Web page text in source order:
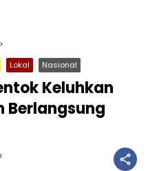
Lokal Nasional
Keluhkan
Berlangsung